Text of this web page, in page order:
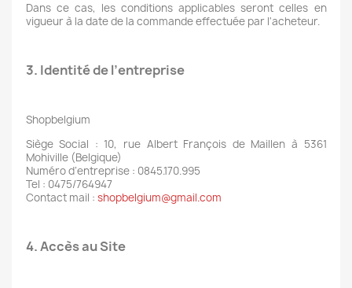
Dans ce cas, les conditions applicables seront celles en
vigueur à la date de la commande effectuée par l'acheteur.
3. Identité de l’entreprise
Shopbelgium
Siège Social : 10, rue Albert François de Maillen à 5361
Mohiville (Belgique)
Numéro d’entreprise : 0845.170.995
Tel : 0475/764947
Contact mail : shopbelgium@gmail.com
4. Accès au Site